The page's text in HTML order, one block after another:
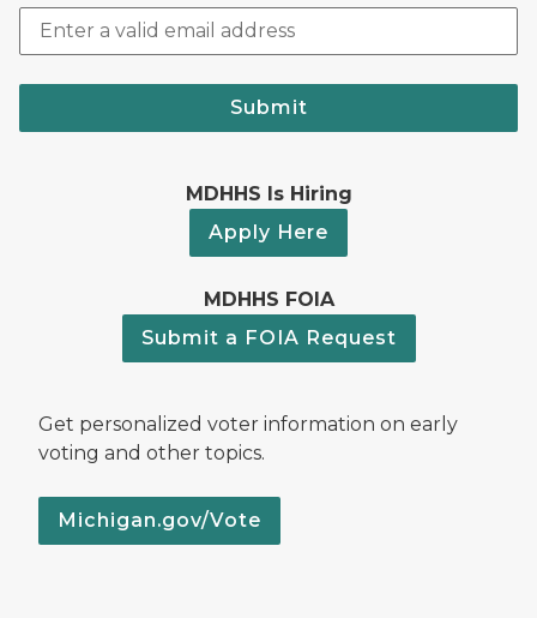
Submit
MDHHS Is Hiring
Apply Here
MDHHS FOIA
Submit a FOIA Request
Get personalized voter information on early
voting and other topics.
Michigan.gov/Vote